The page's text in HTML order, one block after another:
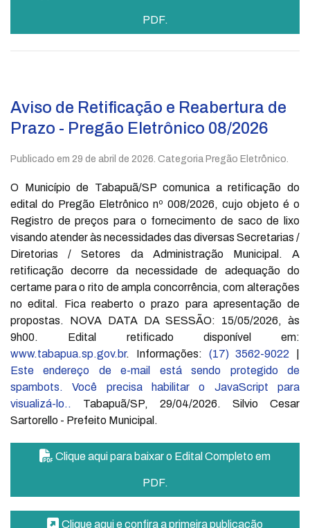
PDF.
Aviso de Retificação e Reabertura de
Prazo - Pregão Eletrônico 08/2026
Publicado em 29 de abril de 2026 . Categoria Pregão Eletrônico.
O Município de Tabapuã/SP comunica a retificação do
edital do Pregão Eletrônico nº 008/2026, cujo objeto é o
Registro de preços para o fornecimento de saco de lixo
visando atender às necessidades das diversas Secretarias /
Diretorias / Setores da Administração Municipal. A
retificação decorre da necessidade de adequação do
certame para o rito de ampla concorrência, com alterações
no edital. Fica reaberto o prazo para apresentação de
propostas. NOVA DATA DA SESSÃO: 15/05/2026, às
9h00. Edital retificado disponível em:
www.tabapua.sp.gov.br. Informações: (17) 3562-9022
Este endereço de e-mail está sendo protegido de
spambots. Você precisa habilitar o JavaScript para
visualizá-lo. .
Tabapuã/SP, 29/04/2026. Silvio Cesar
Sartorello - Prefeito Municipal.
Clique aqui para baixar o Edital Completo em
PDF.
Clique aqui e confira a primeira publicação